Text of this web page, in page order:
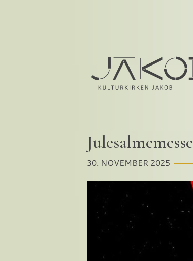
Julesalmemesse
30. NOVEMBER 2025